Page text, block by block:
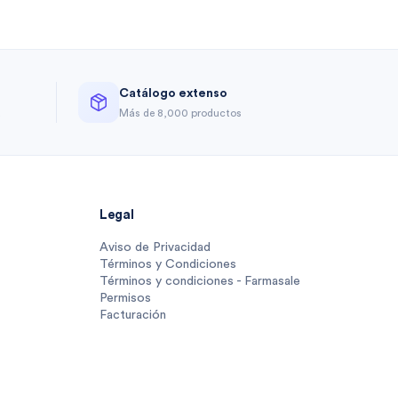
Catálogo extenso
Más de 8,000 productos
Legal
Aviso de Privacidad
Términos y Condiciones
Términos y condiciones - Farmasale
Permisos
Facturación